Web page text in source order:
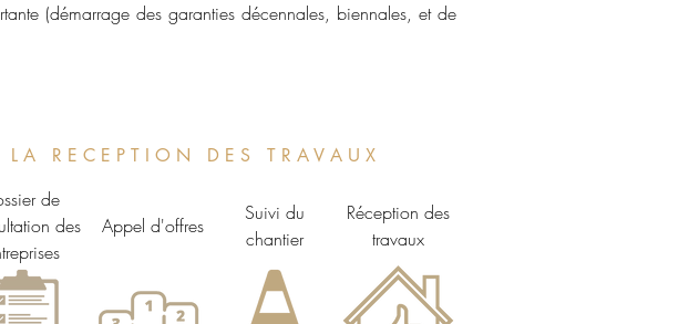
(démarrage des garanties décennales, biennales, et de
A R E C E P T I O N D E S T R A V A U X
de
des
Appel d'offres
Suivi du
chantier
Réception des
travaux